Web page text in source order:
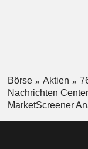
Börse Aktien
Nachrichten
MarketScreener